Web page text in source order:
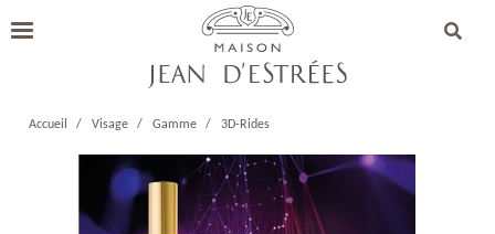
Accueil Visage Gamme 3D-Rides